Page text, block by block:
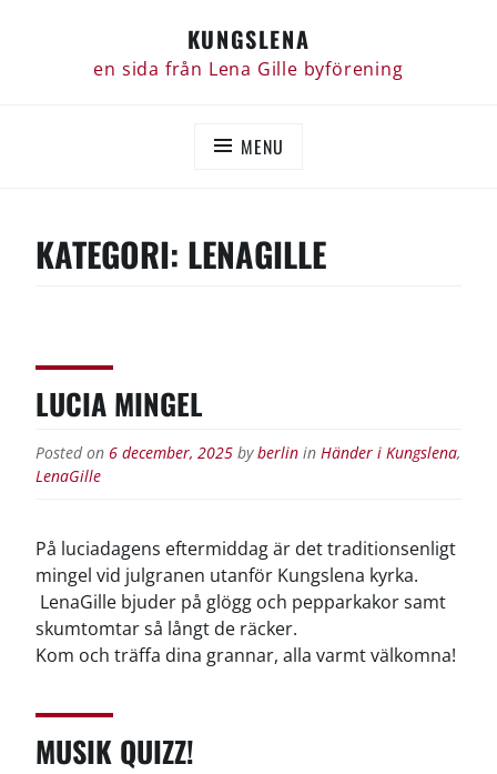
KUNGSLENA
en sida från Lena Gille byförening
MENU
KATEGORI: LENAGILLE
LUCIA MINGEL
Posted on 6 december, 2025 by berlin in Händer i Kungslena,
LenaGille
På luciadagens eftermiddag är det traditionsenligt
mingel vid julgranen utanför Kungslena kyrka.
LenaGille bjuder på glögg och pepparkakor samt
skumtomtar så långt de räcker.
Kom och träffa dina grannar, alla varmt välkomna!
MUSIK QUIZZ!